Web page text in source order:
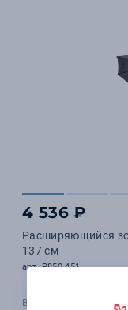
4 536 ₽
Расширяющийся
137 см
арт. P850.451
В наличии 1554 шт.